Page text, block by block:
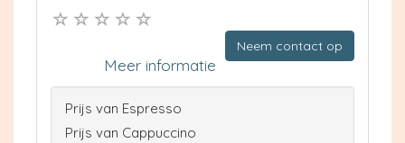
Neem contact op
Meer informatie
Prijs van Espresso
Prijs van Cappuccino